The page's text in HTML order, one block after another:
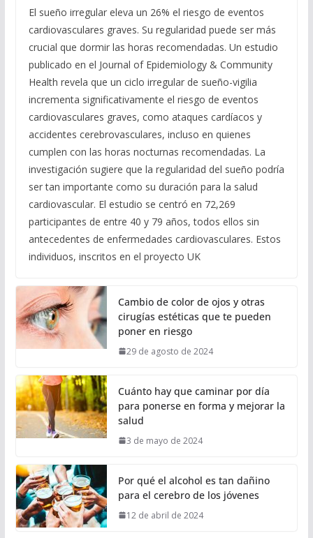
El sueño irregular eleva un 26% el riesgo de eventos
cardiovasculares graves. Su regularidad puede ser más
crucial que dormir las horas recomendadas. Un estudio
publicado en el Journal of Epidemiology & Community
Health revela que un ciclo irregular de sueño-vigilia
incrementa significativamente el riesgo de eventos
cardiovasculares graves, como ataques cardíacos y
accidentes cerebrovasculares, incluso en quienes
cumplen con las horas nocturnas recomendadas. La
investigación sugiere que la regularidad del sueño podría
ser tan importante como su duración para la salud
cardiovascular. El estudio se centró en 72,269
participantes de entre 40 y 79 años, todos ellos sin
antecedentes de enfermedades cardiovasculares. Estos
individuos, inscritos en el proyecto UK
Cambio de color de ojos y otras
cirugías estéticas que te pueden
poner en riesgo
29 de agosto de 2024
Cuánto hay que caminar por día
para ponerse en forma y mejorar la
salud
3 de mayo de 2024
Por qué el alcohol es tan dañino
para el cerebro de los jóvenes
12 de abril de 2024